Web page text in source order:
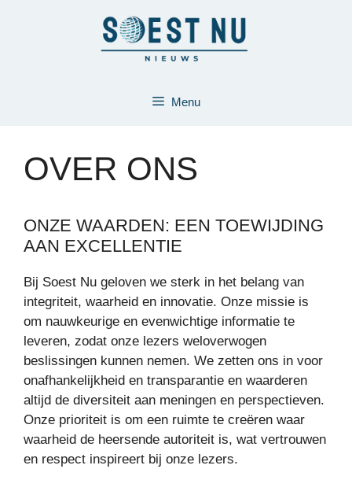
Menu
OVER ONS
ONZE WAARDEN: EEN TOEWIJDING
AAN EXCELLENTIE
Bij Soest Nu geloven we sterk in het belang van
integriteit, waarheid en innovatie. Onze missie is
om nauwkeurige en evenwichtige informatie te
leveren, zodat onze lezers weloverwogen
beslissingen kunnen nemen. We zetten ons in voor
onafhankelijkheid en transparantie en waarderen
altijd de diversiteit aan meningen en perspectieven.
Onze prioriteit is om een ruimte te creëren waar
waarheid de heersende autoriteit is, wat vertrouwen
en respect inspireert bij onze lezers.